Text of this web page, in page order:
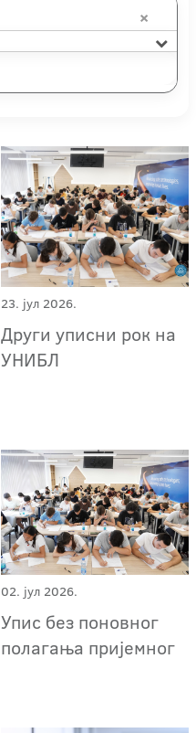
×
23. јул 2026.
Други уписни рок на
УНИБЛ
02. јул 2026.
Упис без поновног
полагања пријемног